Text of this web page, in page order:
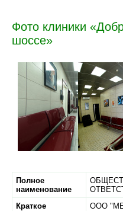
Фото клиники
шоссе»
Полное
наименование
Краткое
ООО